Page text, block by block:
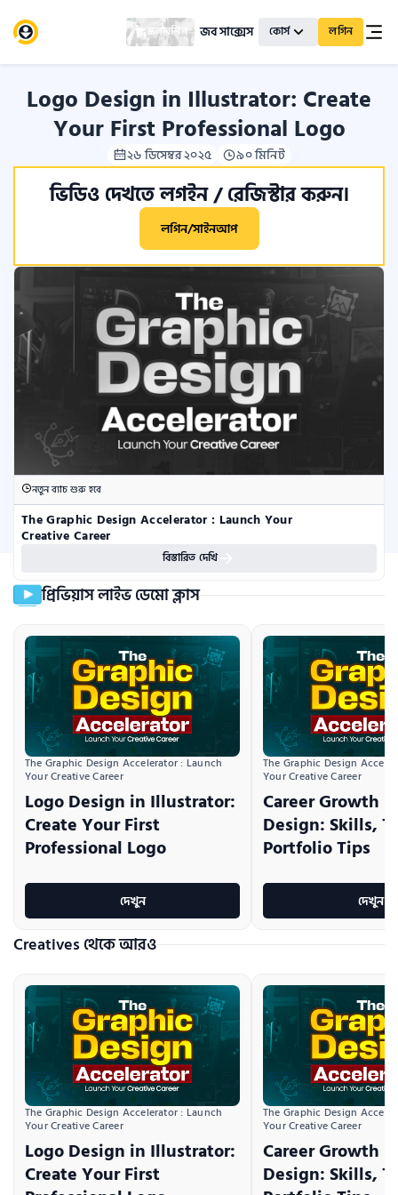
স্কলারশিপ জব সাক্সেস কোর্স লগিন
Logo Design in Illustrator: Create
Your First Professional Logo
২৬ ডিসেম্বর ২০২৫ ৯০ মিনিট
ভিডিও দেখতে লগইন / রেজিস্টার করুন।
লগিন/সাইনআপ
নতুন ব্যাচ শুরু হবে
The Graphic Design Accelerator : Launch Your
Creative Career
বিস্তারিত দেখি
প্রিভিয়াস লাইভ ডেমো ক্লাস
The Graphic Design Accelerator : Launch
Your Creative Career
Logo Design in Illustrator:
Create Your First
Professional Logo
দেখুন
The Graphic Design
Your Creative Career
Career Growth
Design: Skills,
Portfolio Tips
দেখুন
Creatives থেকে আরও
The Graphic Design Accelerator : Launch
Your Creative Career
Logo Design in Illustrator:
Create Your First
The Graphic Design
Your Creative Career
Career Growth
Design: Skills,